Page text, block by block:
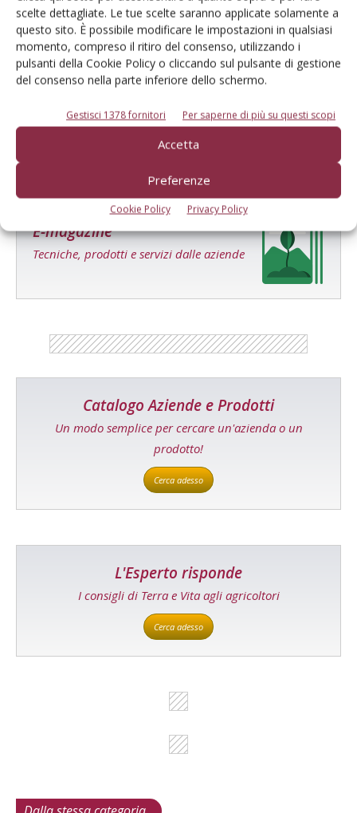
scelte dettagliate. Le tue scelte saranno applicate solamente a
questo sito. È possibile modificare le impostazioni in qualsiasi
momento, compreso il ritiro del consenso, utilizzando i
pulsanti della Cookie Policy o cliccando sul pulsante di gestione
del consenso nella parte inferiore dello schermo.
Gestisci 1378 fornitori Per saperne di più su questi scopi
Accetta
Preferenze
Cookie Policy Privacy Policy
Facebook Twitter
E-magazine
Tecniche, prodotti e servizi dalle aziende
Catalogo Aziende e Prodotti
Un modo semplice per cercare un'azienda o un
prodotto!
Cerca adesso
L'Esperto risponde
I consigli di Terra e Vita agli agricoltori
Cerca adesso